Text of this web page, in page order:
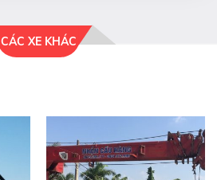
CÁC XE KHÁC